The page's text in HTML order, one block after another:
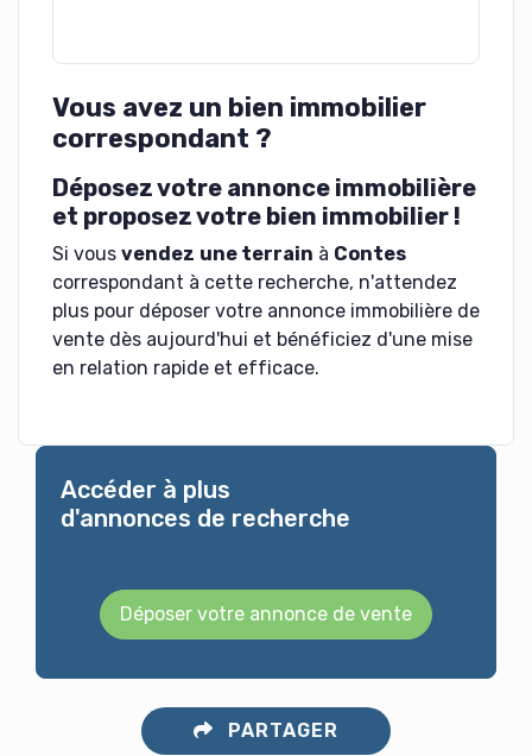
Vous avez un bien immobilier
correspondant ?
Déposez votre annonce immobilière
et proposez votre bien immobilier !
Si vous vendez une terrain à Contes
correspondant à cette recherche, n'attendez
plus pour déposer votre annonce immobilière de
vente dès aujourd'hui et bénéficiez d'une mise
en relation rapide et efficace.
Accéder à plus
d'annonces de recherche
Déposer votre annonce de vente
PARTAGER